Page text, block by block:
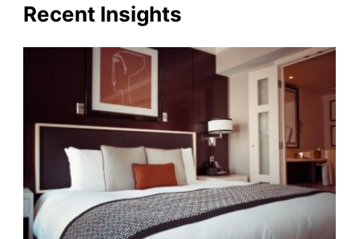
Recent Insights